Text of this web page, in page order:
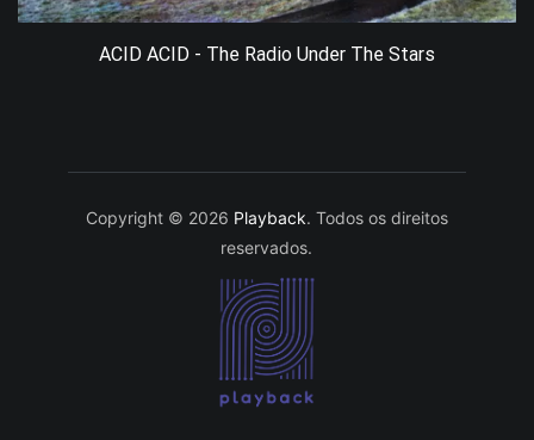
ACID ACID - The Radio Under The Stars
Copyright © 2026 Playback. Todos os direitos
reservados.